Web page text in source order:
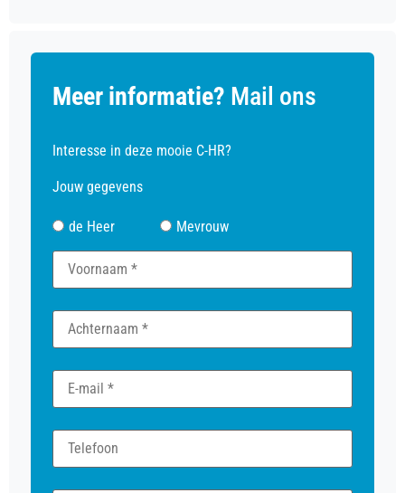
Meer informatie? Mail ons
Interesse in deze mooie C-HR?
Jouw gegevens
de Heer Mevrouw